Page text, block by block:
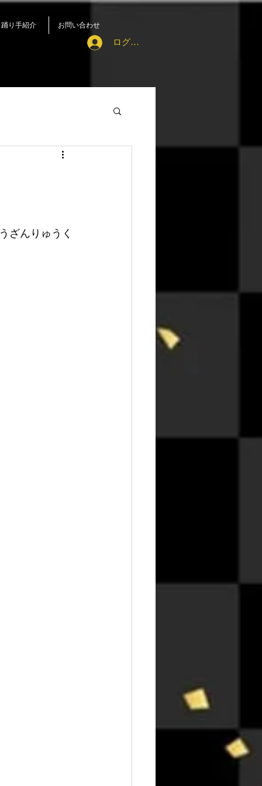
踊り手紹介 お問い合わせ
ログイン
ざんりゅうく